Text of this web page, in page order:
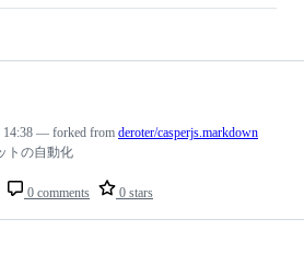
0 comments 0 stars
14:38 — forked from deroter/casperjs.markdown
トの自動化